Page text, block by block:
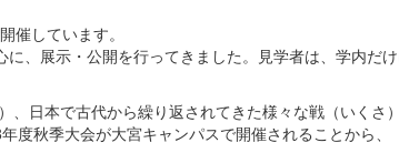
催しています。
、展示・公開を行ってきました。見学者は、学内だ
日本で古代から繰り返されてきた様々な戦（いくさ
秋季大会が大宮キャンパスで開催されることから、